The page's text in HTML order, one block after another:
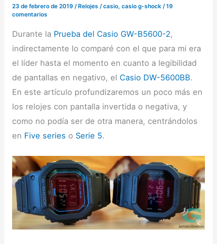
23 de febrero de 2019/ Relojes /casio,casio g-shock /19
comentarios
Durante la Prueba del Casio GW-B5600-2,
indirectamente lo comparé con el que para mi era
el líder hasta el momento en cuanto a legibilidad
de pantallas en negativo, el Casio DW-5600BB.
En este artículo profundizaremos un poco más en
los relojes con pantalla invertida o negativa, y
como no podía ser de otra manera, centrándolos
en Five series o Serie 5.